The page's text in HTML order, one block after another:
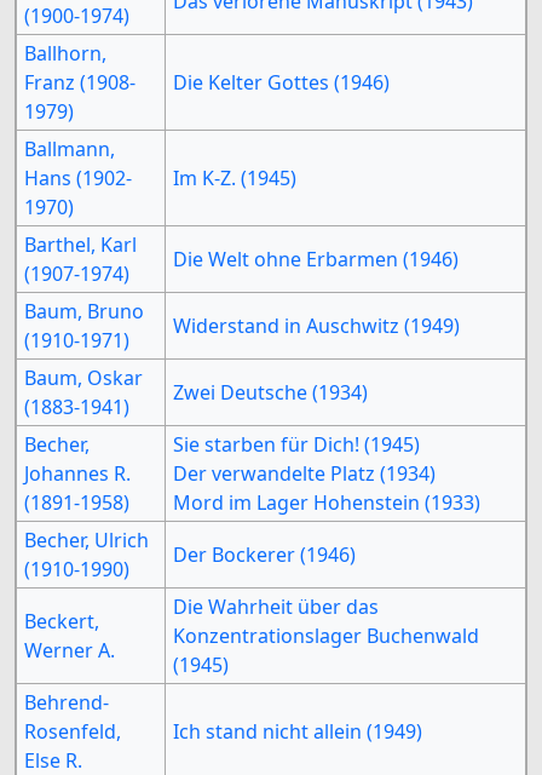
(1900-1974)
Ballhorn,
Franz (1908-
1979)
Die Kelter Gottes (1946)
Ballmann,
Hans (1902-
1970)
Im K-Z. (1945)
Barthel, Karl
(1907-1974)
Die Welt ohne Erbarmen (1946)
Baum, Bruno
(1910-1971)
Widerstand in Auschwitz (1949)
Baum, Oskar
(1883-1941)
Zwei Deutsche (1934)
Becher,
Johannes R.
(1891-1958)
Sie starben für Dich! (1945)
Der verwandelte Platz (1934)
Mord im Lager Hohenstein (1933)
Becher, Ulrich
(1910-1990)
Der Bockerer (1946)
Beckert,
Werner A.
Die Wahrheit über das
Konzentrationslager Buchenwald
(1945)
Behrend-
Rosenfeld,
Else R.
Ich stand nicht allein (1949)